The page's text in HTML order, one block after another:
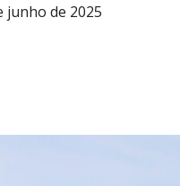
junho de 2025